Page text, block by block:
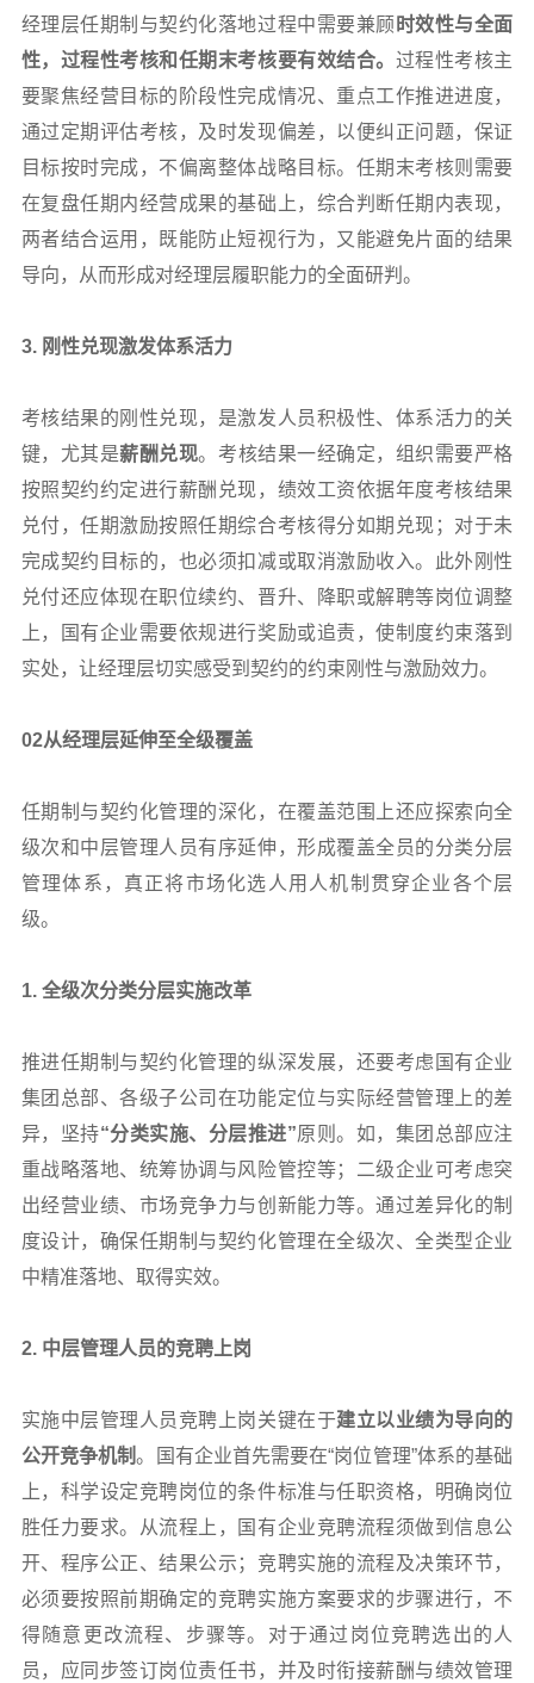
经理层任期制与契约化落地过程中需要兼顾 时效性与全面
性，过程性考核和任期末考核要有效结合。 过程性考核主
要聚焦经营目标的阶段性完成情况、重点工作推进进度，
通过定期评估考核，及时发现偏差，以便纠正问题，保证
目标按时完成，不偏离整体战略目标。任期末考核则需要
在复盘任期内经营成果的基础上，综合判断任期内表现，
两者结合运用，既能防止短视行为，又能避免片面的结果
导向，从而形成对经理层履职能力的全面研判。
3. 刚性兑现激发体系活力
考核结果的刚性兑现，是激发人员积极性、体系活力的关
键，尤其是薪酬兑现。考核结果一经确定，组织需要严格
按照契约约定进行薪酬兑现，绩效工资依据年度考核结果
兑付，任期激励按照任期综合考核得分如期兑现；对于未
完成契约目标的，也必须扣减或取消激励收入。此外刚性
兑付还应体现在职位续约、晋升、降职或解聘等岗位调整
上，国有企业需要依规进行奖励或追责，使制度约束落到
实处，让经理层切实感受到契约的约束刚性与激励效力。
02从经理层延伸至全级覆盖
任期制与契约化管理的深化，在覆盖范围上还应探索向全
级次和中层管理人员有序延伸，形成覆盖全员的分类分层
管理体系，真正将市场化选人用人机制贯穿企业各个层
级。
1. 全级次分类分层实施改革
推进任期制与契约化管理的纵深发展，还要考虑国有企业
集团总部、各级子公司在功能定位与实际经营管理上的差
异，坚持“分类实施、分层推进”原则。如，集团总部应注
重战略落地、统筹协调与风险管控等；二级企业可考虑突
出经营业绩、市场竞争力与创新能力等。通过差异化的制
度设计，确保任期制与契约化管理在全级次、全类型企业
中精准落地、取得实效。
2. 中层管理人员的竞聘上岗
实施中层管理人员竞聘上岗关键在于建立以业绩为导向的
公开竞争机制。国有企业首先需要在“岗位管理”体系的基础
上，科学设定竞聘岗位的条件标准与任职资格，明确岗位
胜任力要求。从流程上，国有企业竞聘流程须做到信息公
开、程序公正、结果公示；竞聘实施的流程及决策环节，
必须要按照前期确定的竞聘实施方案要求的步骤进行，不
得随意更改流程、步骤等。对于通过岗位竞聘选出的人
员，应同步签订岗位责任书，并及时衔接薪酬与绩效管理